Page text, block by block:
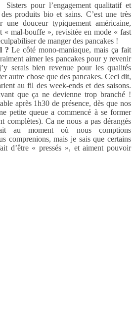
pour l’engagement qualitatif et
produits bio et sains. C’est une très
une douceur typiquement américaine,
« mal-bouffe », revisitée en mode « fast
de manger des pancakes !
? Le côté mono-maniaque, mais ça fait
aimer les pancakes pour y revenir
serais bien revenue pour les qualités
autre chose que des pancakes. Ceci dit,
au fil des week-ends et des saisons.
que ça ne devienne trop branché !
après 1h30 de présence, dès que nos
petite queue a commencé à se former
complètes). Ca ne nous a pas dérangés
au moment où nous comptions
comprenions, mais je sais que certains
d’être « pressés », et aiment pouvoir